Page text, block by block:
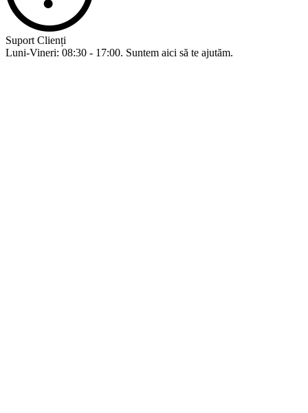
Suport Clienți
Luni-Vineri: 08:30 - 17:00. Suntem aici să te ajutăm.